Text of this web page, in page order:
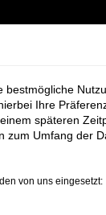
bestmögliche
Ihre
späteren
zum Umfang der
von uns eingesetzt: